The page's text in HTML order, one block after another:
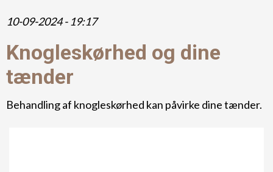
10-09-2024 - 19:17
Knogleskørhed og dine
tænder
Behandling af knogleskørhed kan påvirke dine tænder.